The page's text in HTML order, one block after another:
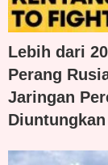
Lebih dari
Perang
Jaringan
Diuntungkan